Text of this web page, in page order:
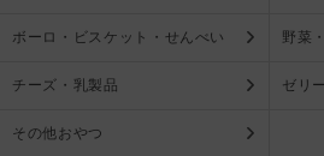
ボーロ・ビスケット・せんべい 野菜
チーズ・乳製品 ゼリ
その他おやつ